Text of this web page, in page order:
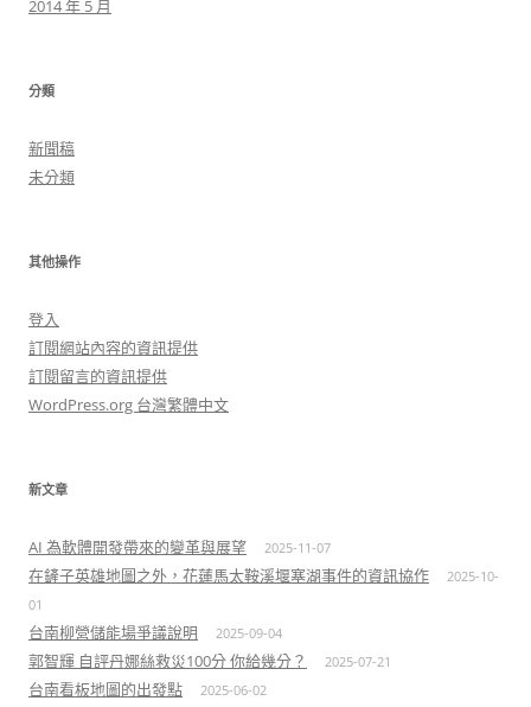
2014 年 5 月
分類
新聞稿
未分類
其他操作
登入
訂閱網站內容的資訊提供
訂閱留言的資訊提供
WordPress.org 台灣繁體中文
新文章
AI 為軟體開發帶來的變革與展望 2025-11-07
在鏟子英雄地圖之外，花蓮馬太鞍溪堰塞湖事件的資訊協作
2025-10-
01
台南柳營儲能場爭議說明 2025-09-04
郭智輝 自評丹娜絲救災100分 你給幾分？ 2025-07-21
台南看板地圖的出發點 2025-06-02